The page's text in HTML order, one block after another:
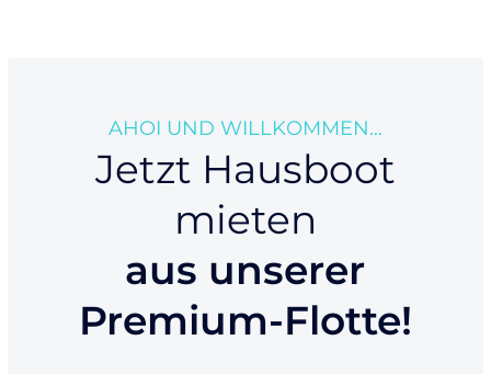
AHOI UND WILLKOMMEN…
Jetzt Hausboot
mieten
aus unserer
Premium-Flotte!